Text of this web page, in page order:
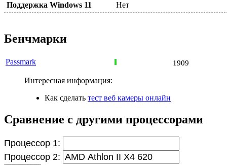
Поддержка Windows 11 Нет
Бенчмарки
Passmark 1909
Интересная информация:
Как сделать тест веб камеры онлайн
Сравнение с другими процессорами
Процессор 1:
Процессор 2: